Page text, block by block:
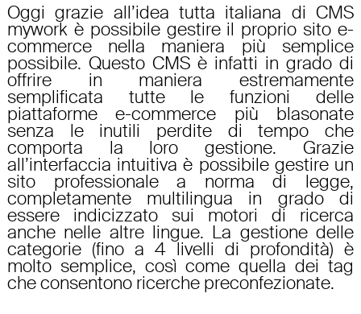
Oggi grazie all’idea tutta italiana di CMS
mywork è possibile gestire il proprio sito e-
commerce nella maniera più semplice
possibile. Questo CMS è infatti in grado di
offrire in maniera estremamente
semplificata tutte le funzioni delle
piattaforme e-commerce più blasonate
senza le inutili perdite di tempo che
comporta la loro gestione. Grazie
all’interfaccia intuitiva è possibile gestire un
sito professionale a norma di legge,
completamente multilingua in grado di
essere indicizzato sui motori di ricerca
anche nelle altre lingue. La gestione delle
categorie (fino a 4 livelli di profondità) è
molto semplice, così come quella dei tag
che consentono ricerche preconfezionate.